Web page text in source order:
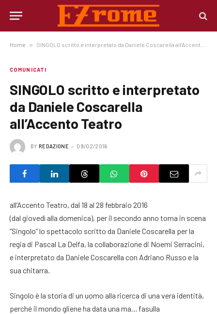
Home » SINGOLO scritto e interpretato da Daniele Coscarella all’Accento Teatro
COMUNICATI
SINGOLO scritto e interpretato
da Daniele Coscarella
all’Accento Teatro
BY REDAZIONE 09/02/2016
all’Accento Teatro, dal 18 al 28 febbraio 2016
(dal giovedì alla domenica), per il secondo anno torna in scena
“Singolo” lo spettacolo scritto da Daniele Coscarella per la
regia di Pascal La Delfa, la collaborazione di Noemi Serracini,
e interpretato da Daniele Coscarella con Adriano Russo e la
sua chitarra.
Singolo è la storia di un uomo alla ricerca di una vera identità,
perché il mondo gliene ha data una ma… fasulla